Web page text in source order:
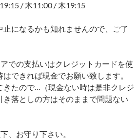
/ 木11:00 / 木19:15
になるかも知れませんので、ご了
での支払いはクレジットカードを使
できれば現金でお願い致します。
きたので…（現金ない時は是非クレジ
き落としの方はそのままで問題ない
、お守り下さい。